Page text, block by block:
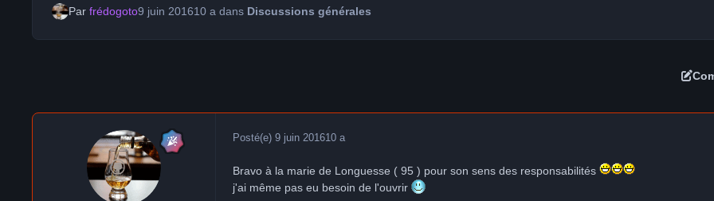
Par frédogoto9 juin 201610 adans Discussions générales
Posté(e) 9 juin 201610 a
Bravo à la marie de Longuesse ( 95 ) pour son sens des responsabilités
j'ai même pas eu besoin de l'ouvrir